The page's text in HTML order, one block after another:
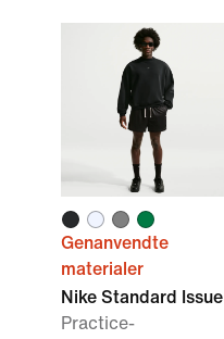
Genanvendte
materialer
Nike Standard Issue
Practice-